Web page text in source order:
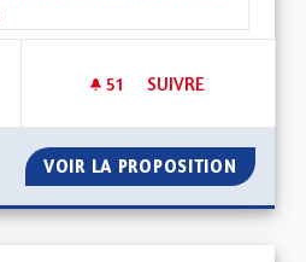
51 51 ABONNÉS
SUIVRE
VOIR LA PROPOSITION